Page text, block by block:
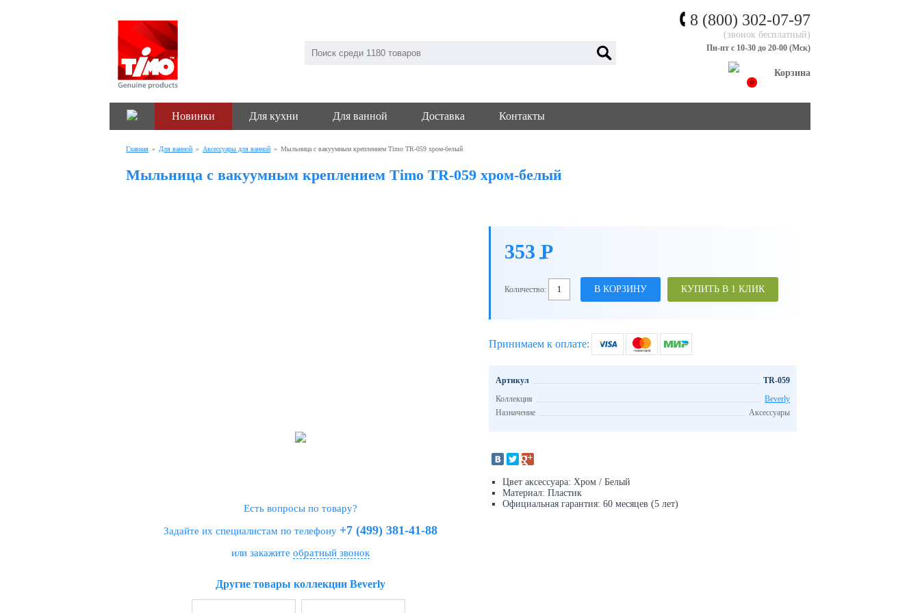
8 (800) 302-07-97
(звонок бесплатный)
Пн-пт с 10-30 до 20-00 (Мск)
0
Корзина
Новинки Для кухни Для ванной Доставка Контакты
Главная » Для ванной » Аксессуары для ванной » Мыльница с вакуумным креплением Timo TR-059 хром-белый
Мыльница с вакуумным креплением Timo TR-059 хром-белый
Есть вопросы по товару?
Задайте их специалистам по телефону +7 (499) 381-41-88
или закажите обратный звонок
Другие товары коллекции Beverly
353P
-
Количество: В КОРЗИНУ КУПИТЬ В 1 КЛИК
Принимаем к оплате:
Артикул
TR-059
Коллекция
Beverly
Назначение
Аксессуары
Цвет аксессуара: Хром / Белый
Материал: Пластик
Официальная гарантия: 60 месяцев (5 лет)